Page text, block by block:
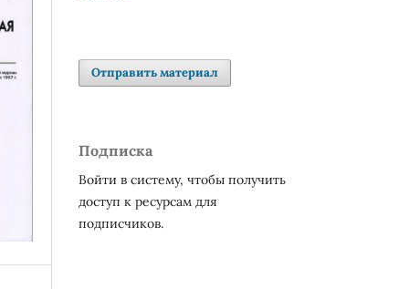
Отправить материал
Подписка
Войти в систему, чтобы получить
доступ к ресурсам для
подписчиков.